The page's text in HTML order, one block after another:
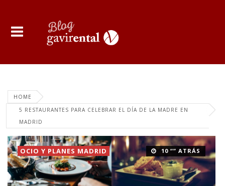
HOME
5 RESTAURANTES PARA CELEBRAR EL DÍA DE LA MADRE EN
MADRID
10 “” ATRÁS
OCIO Y PLANES MADRID